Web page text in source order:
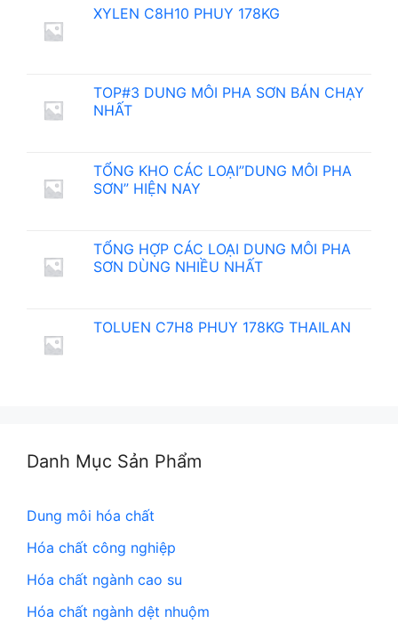
XYLEN C8H10 PHUY 178KG
TOP#3 DUNG MÔI PHA SƠN BÁN CHẠY
NHẤT
TỔNG KHO CÁC LOẠI”DUNG MÔI PHA
SƠN” HIỆN NAY
TỔNG HỢP CÁC LOẠI DUNG MÔI PHA
SƠN DÙNG NHIỀU NHẤT
TOLUEN C7H8 PHUY 178KG THAILAN
Danh Mục Sản Phẩm
Dung môi hóa chất
Hóa chất công nghiệp
Hóa chất ngành cao su
Hóa chất ngành dệt nhuộm